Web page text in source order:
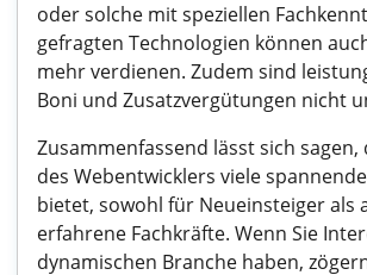
oder solche mit speziellen
gefragten Technologien können
mehr verdienen. Zudem sind
Boni und Zusatzvergütungen nicht
Zusammenfassend lässt sich sagen,
des Webentwicklers viele
bietet, sowohl für Neueinsteiger als
erfahrene Fachkräfte. Wenn Sie
dynamischen Branche haben,